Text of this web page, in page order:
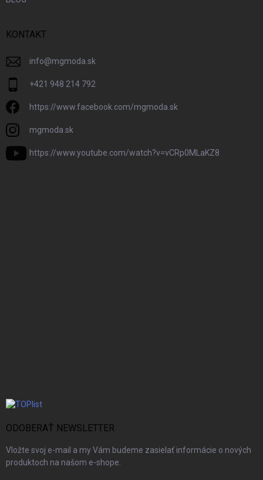
KONTAKT
info@mgmoda.sk
+421 948 214 792
https://www.facebook.com/mgmoda.sk
mgmoda.sk
https://www.youtube.com/watch?v=vCRp0MLaKZ8
ODOBERAŤ NEWSLETTER
Vložte svoj e-mail a my Vám budeme zasielať informácie o nových
produktoch na našom e-shope.